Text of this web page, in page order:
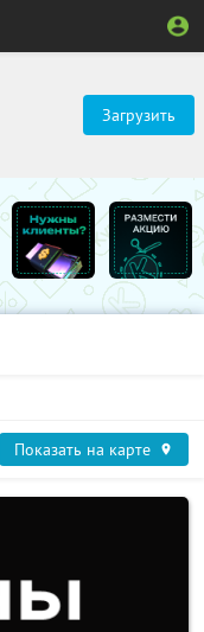
Загрузить
Показать на карте